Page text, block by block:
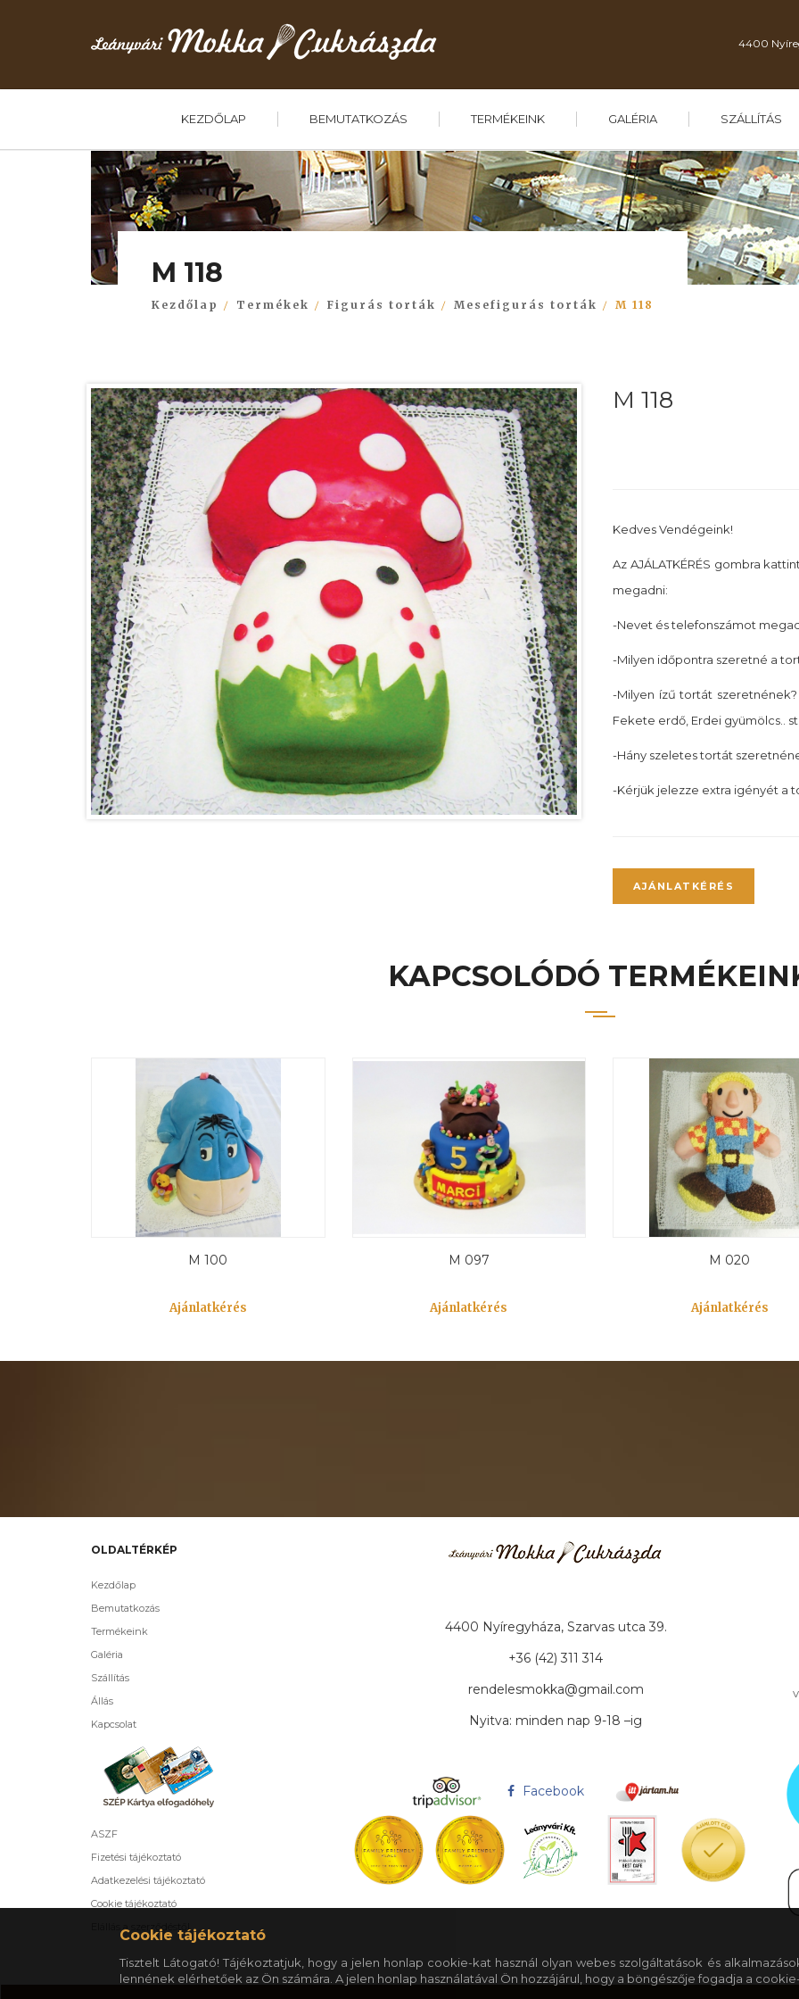
4400
KEZDŐLAP BEMUTATKOZÁS TERMÉKEINK GALÉRIA SZÁLLÍTÁS
M 118
Kezdőlap Termékek Figurás torták Mesefigurás torták M 118
M 118
Kedves Vendégeink!
Az AJÁLATKÉRÉS gombra
megadni:
-Nevet és telefonszámot
-Milyen időpontra szeretné a
-Milyen ízű tortát szeretnének?
Fekete erdő, Erdei gyümölcs..
-Hány szeletes tortát
-Kérjük jelezze extra igényét a
AJÁNLATKÉRÉS
KAPCSOLÓDÓ
M 100
Ajánlatkérés
M 097
Ajánlatkérés
M 020
Ajánlatkérés
OLDALTÉRKÉP
Kezdőlap
Bemutatkozás
Termékeink
Galéria
Szállítás
Állás
Kapcsolat
ASZF
Fizetési tájékoztató
Adatkezelési tájékoztató
Cookie tájékoztató
Elállás a szerződéstől
4400 Nyíregyháza, Szarvas utca 39.
+36 (42) 311 314
rendelesmokka@gmail.com
Nyitva: minden nap 9-18 –ig
Facebook
Cookie tájékoztató
Tisztelt Látogató! Tájékoztatjuk, hogy a jelen honlap cookie-kat használ olyan webes szolgáltatások és
lennének elérhetőek az Ön számára. A jelen honlap használatával Ön hozzájárul, hogy a böngészője fogadja a